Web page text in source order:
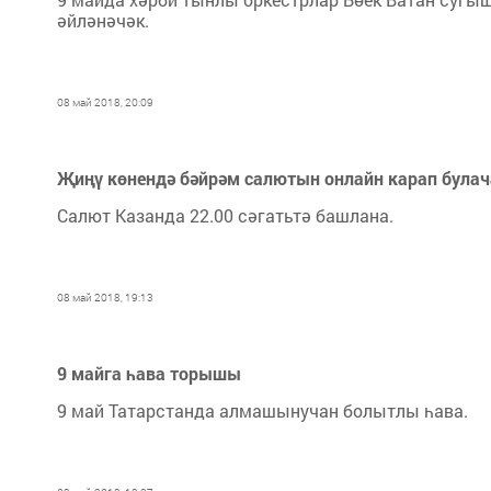
әйләнәчәк.
08 май 2018, 20:09
Җиңү көнендә бәйрәм салютын онлайн карап
Салют Казанда 22.00 сәгатьтә башлана.
08 май 2018, 19:13
9 майга һава торышы
9 май Татарстанда алмашынучан болытлы һава.